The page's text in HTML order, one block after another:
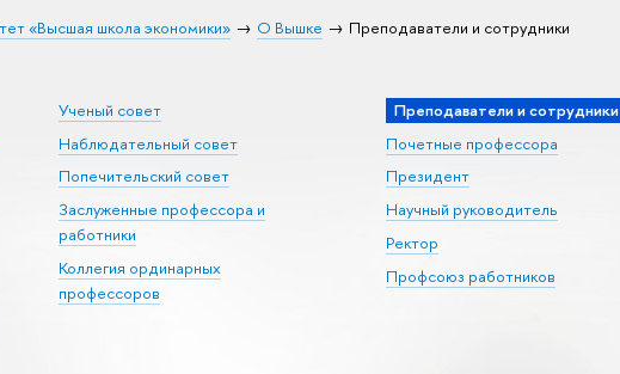
«Высшая школа экономики» О Вышке Преподаватели и сотрудники
Ученый совет
Наблюдательный совет
Попечительский совет
Заслуженные профессора и
работники
Коллегия ординарных
профессоров
Преподаватели и сотрудники
Почетные профессора
Президент
Научный руководитель
Ректор
Профсоюз работников